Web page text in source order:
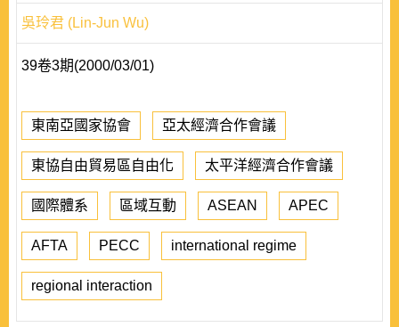
吳玲君 (Lin-Jun Wu)
39卷3期(2000/03/01)
東南亞國家協會 亞太經濟合作會議
東協自由貿易區自由化 太平洋經濟合作會議
國際體系 區域互動 ASEAN APEC
AFTA PECC international regime
regional interaction